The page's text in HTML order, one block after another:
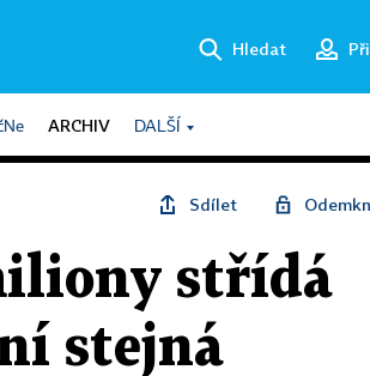
Hledat
ARCHIV DALŠÍ
Sdílet
střídá
stejná